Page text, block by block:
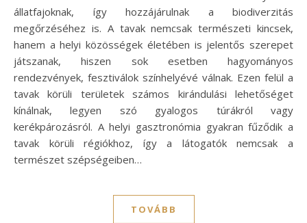
állatfajoknak, így hozzájárulnak a biodiverzitás
megőrzéséhez is. A tavak nemcsak természeti kincsek,
hanem a helyi közösségek életében is jelentős szerepet
játszanak, hiszen sok esetben hagyományos
rendezvények, fesztiválok színhelyévé válnak. Ezen felül a
tavak körüli területek számos kirándulási lehetőséget
kínálnak, legyen szó gyalogos túrákról vagy
kerékpározásról. A helyi gasztronómia gyakran fűződik a
tavak körüli régiókhoz, így a látogatók nemcsak a
természet szépségeiben…
TOVÁBB